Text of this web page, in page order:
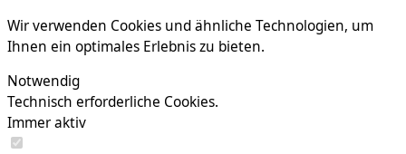
Wir verwenden Cookies und ähnliche Technologien, um
Ihnen ein optimales Erlebnis zu bieten.
Notwendig
Technisch erforderliche Cookies.
Immer aktiv